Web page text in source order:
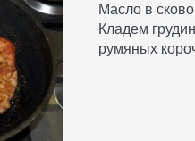
Масло в
Кладем
румяных